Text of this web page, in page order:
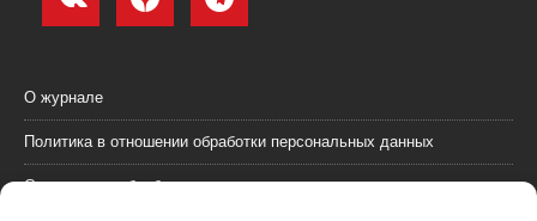
О журнале
Политика в отношении обработки персональных данных
Согласие на обработку персональных данных